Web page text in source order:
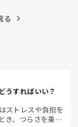
る
うすればいい？
ストレスや負担を
き、つらさを乗り